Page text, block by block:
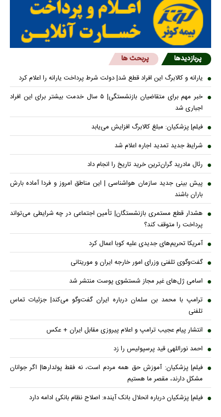
پربازدیدها پربحث ها
یارانه و کالابرگ این افراد قطع شد| دولت شرط پرداخت یارانه را اعلام کرد
خبر مهم برای متقاضیان بازنشستگی| ۵ سال خدمت بیشتر برای این افراد
اجباری شد
فیلم| پزشکیان: مبلغ کالابرگ افزایش می‌یابد
شرایط جدید تمدید اجاره اعلام شد
رئال مادرید گران‌ترین خرید تاریخ را انجام داد
پیش بینی جدید سازمان هواشناسی | این مناطق امروز و فردا آماده بارش
باران باشند
هشدار قطع مستمری بازنشستگان| تأمین اجتماعی در چه شرایطی می‌تواند
پرداخت را متوقف کند؟
آمریکا تحریم‌های جدیدی علیه کوبا اعمال کرد
گفت‌وگوی تلفنی وزرای امور خارجه ایران و موریتانی
اسامی ژل‌های غیر مجاز شستشوی پوست منتشر شد
ترامپ با محمد بن سلمان درباره ایران گفت‌وگو می‌کند| جزئیات تماس
تلفنی
انتشار پیام عجیب ترامپ و اعلام پیروزی مقابل ایران + عکس
احمد نوراللهی قید پرسپولیس را زد
فیلم| پزشکیان: آموزش حق همه مردم است، نه فقط پولدارها| اگر جوانان
مشکل دارند، مقصر ما هستیم
فیلم| پزشکیان درباره انحلال بانک آینده: اصلاح نظام بانکی ادامه دارد